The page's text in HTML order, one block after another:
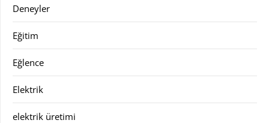
Deneyler
Eğitim
Eğlence
Elektrik
elektrik üretimi